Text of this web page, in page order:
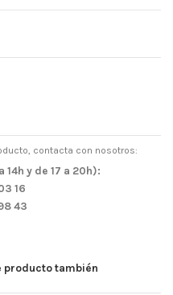
contacta con nosotros:
14h y de 17 a 20h):
16
43
producto también